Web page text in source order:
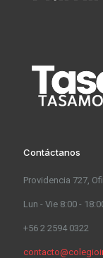
Contáctanos
Providencia 727,
Lun - Vie 8:00 -
+56 2 2594 0322